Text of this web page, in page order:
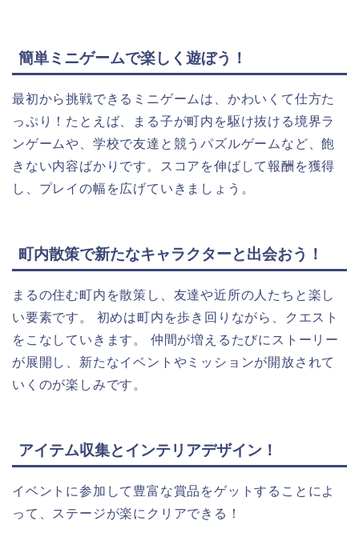
簡単ミニゲームで楽しく遊ぼう！
最初から挑戦できるミニゲームは、かわいくて仕方た
っぷり！たとえば、まる子が町内を駆け抜ける境界ラ
ンゲームや、学校で友達と競うパズルゲームなど、飽
きない内容ばかりです。スコアを伸ばして報酬を獲得
し、プレイの幅を広げていきましょう。
町内散策で新たなキャラクターと出会おう！
まるの住む町内を散策し、友達や近所の人たちと楽し
い要素です。 初めは町内を歩き回りながら、クエスト
をこなしていきます。 仲間が増えるたびにストーリー
が展開し、新たなイベントやミッションが開放されて
いくのが楽しみです。
アイテム収集とインテリアデザイン！
イベントに参加して豊富な賞品をゲットすることによ
って、ステージが楽にクリアできる！